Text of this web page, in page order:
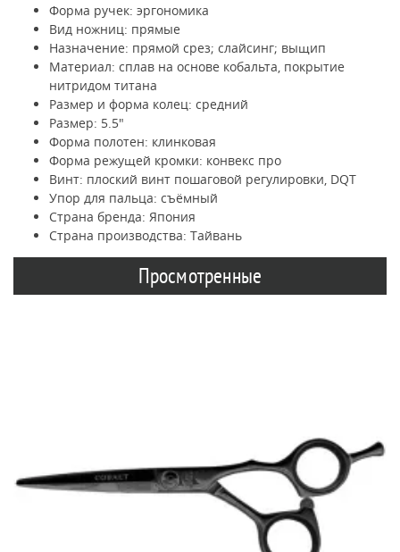
Форма ручек: эргономика
Вид ножниц: прямые
Назначение: прямой срез; слайсинг; выщип
Материал: сплав на основе кобальта, покрытие
нитридом титана
Размер и форма колец: средний
Размер: 5.5"
Форма полотен: клинковая
Форма режущей кромки: конвекс про
Винт: плоский винт пошаговой регулировки, DQT
Упор для пальца: съёмный
Страна бренда: Япония
Страна производства: Тайвань
Просмотренные